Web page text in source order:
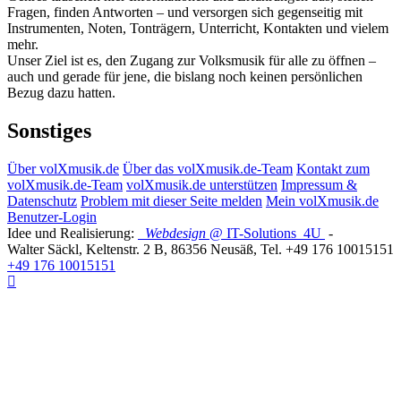
Fragen, finden Antworten – und versorgen sich gegenseitig mit
Instrumenten, Noten, Tonträgern, Unterricht, Kontakten und vielem
mehr.
Unser Ziel ist es, den Zugang zur Volksmusik für alle zu öffnen –
auch und gerade für jene, die bislang noch keinen persönlichen
Bezug dazu hatten.
Sonstiges
Über volXmusik.de Über das volXmusik.de-Team Kontakt zum
volXmusik.de-Team volXmusik.de unterstützen Impressum &
Datenschutz Problem mit dieser Seite melden Mein volXmusik.de
Benutzer-Login
Idee und Realisierung:
Webdesign @ IT-Solutions 4U -
Walter Säckl, Keltenstr. 2 B, 86356 Neusäß, Tel. +49 176 10015151
+49 176 10015151